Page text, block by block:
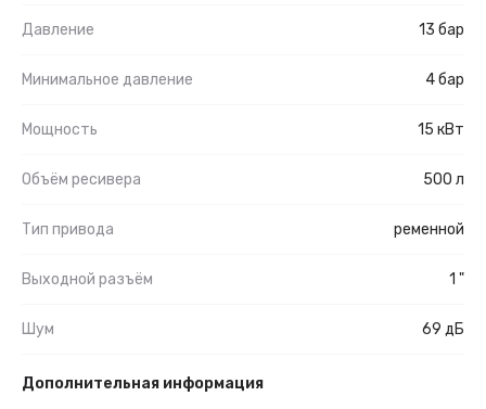
Давление 13 бар
Минимальное давление 4 бар
Мощность 15 кВт
Объём ресивера 500 л
Тип привода ременной
Выходной разъём 1 "
Шум 69 дБ
Дополнительная информация